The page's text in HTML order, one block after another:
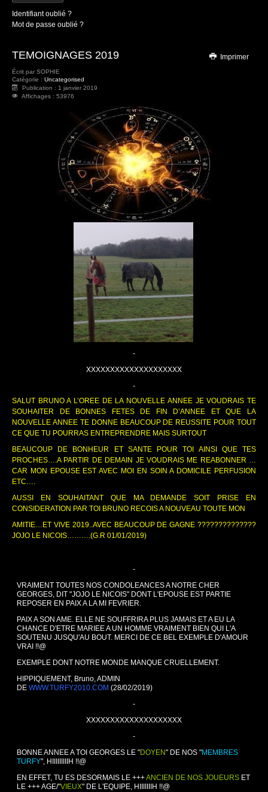
Identifiant oublié ?
Mot de passe oublié ?
Imprimer
TEMOIGNAGES 2019
Écrit par SOPHIE
Catégorie : Uncategorised
Publication : 1 janvier 2019
Affichages : 53976
-
XXXXXXXXXXXXXXXXXXXX
-
SALUT BRUNO A L’OREE DE LA NOUVELLE ANNEE JE VOUDRAIS TE
SOUHAITER DE BONNES FETES DE FIN D’ANNEE ET QUE LA
NOUVELLE ANNEE TE DONNE BEAUCOUP DE REUSSITE POUR TOUT
CE QUE TU POURRAS ENTREPRENDRE MAIS SURTOUT
BEAUCOUP DE BONHEUR ET SANTE POUR TOI AINSI QUE TES
PROCHES….A PARTIR DE DEMAIN JE VOUDRAIS ME REABONNER …
CAR MON EPOUSE EST AVEC MOI EN SOIN A DOMICILE PERFUSION
ETC….
AUSSI EN SOUHAITANT QUE MA DEMANDE SOIT PRISE EN
CONSIDERATION PAR TOI BRUNO RECOIS A NOUVEAU TOUTE MON
AMITIE…ET VIVE 2019..AVEC BEAUCOUP DE GAGNE ??????????????
JOJO LE NICOIS……….(G.R 01/01/2019)
-
VRAIMENT TOUTES NOS CONDOLEANCES A NOTRE CHER
GEORGES, DIT "JOJO LE NICOIS" DONT L'EPOUSE EST PARTIE
REPOSER EN PAIX A LA MI FEVRIER.
PAIX A SON AME. ELLE NE SOUFFRIRA PLUS JAMAIS ET A EU LA
CHANCE D'ETRE MARIEE A UN HOMME VRAIMENT BIEN QUI L'A
SOUTENU JUSQU'AU BOUT. MERCI DE CE BEL EXEMPLE D'AMOUR
VRAI !!@
EXEMPLE DONT NOTRE MONDE MANQUE CRUELLEMENT.
HIPPIQUEMENT, Bruno, ADMIN
DE WWW.TURFY2010.COM (28/02/2019)
-
XXXXXXXXXXXXXXXXXXXX
-
BONNE ANNEE A TOI GEORGES LE "DOYEN" DE NOS "MEMBRES
TURFY", HIIIIIIIIIH !!@
EN EFFET, TU ES DESORMAIS LE +++ANCIEN DE NOS JOUEURS ET
LE +++ AGE/"VIEUX" DE L'EQUIPE, HIIIIIIIH !!@